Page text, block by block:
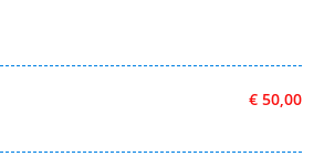
€ 50,00